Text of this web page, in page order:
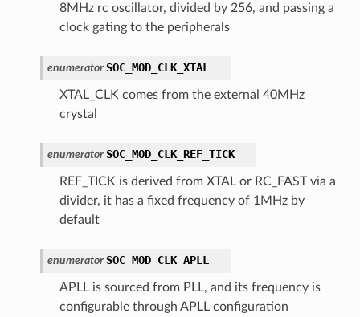
8MHz rc oscillator, divided by 256, and passing a
clock gating to the peripherals
enumerator SOC_MOD_CLK_XTAL
XTAL_CLK comes from the external 40MHz
crystal
enumerator SOC_MOD_CLK_REF_TICK
REF_TICK is derived from XTAL or RC_FAST via a
divider, it has a fixed frequency of 1MHz by
default
enumerator SOC_MOD_CLK_APLL
APLL is sourced from PLL, and its frequency is
configurable through APLL configuration